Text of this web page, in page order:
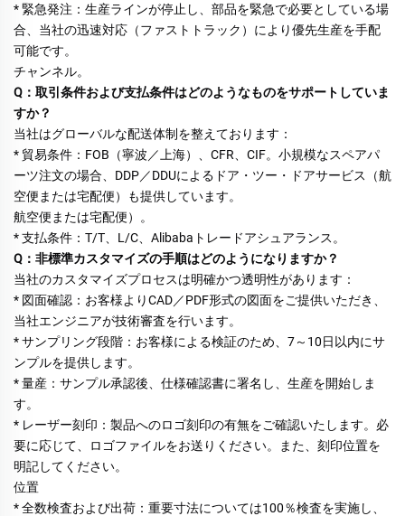
* 緊急発注：生産ラインが停止し、部品を緊急で必要としている場
合、当社の迅速対応（ファストトラック）により優先生産を手配
可能です。
チャンネル。
Q：取引条件および支払条件はどのようなものをサポートしていま
すか？
当社はグローバルな配送体制を整えております：
* 貿易条件：FOB（寧波／上海）、CFR、CIF。小規模なスペアパ
ーツ注文の場合、DDP／DDUによるドア・ツー・ドアサービス（航
空便または宅配便）も提供しています。
航空便または宅配便）。
* 支払条件：T/T、L/C、Alibabaトレードアシュアランス。
Q：非標準カスタマイズの手順はどのようになりますか？
当社のカスタマイズプロセスは明確かつ透明性があります：
* 図面確認：お客様よりCAD／PDF形式の図面をご提供いただき、
当社エンジニアが技術審査を行います。
* サンプリング段階：お客様による検証のため、7～10日以内にサ
ンプルを提供します。
* 量産：サンプル承認後、仕様確認書に署名し、生産を開始しま
す。
* レーザー刻印：製品へのロゴ刻印の有無をご確認いたします。必
要に応じて、ロゴファイルをお送りください。また、刻印位置を
明記してください。
位置
* 全数検査および出荷：重要寸法については100％検査を実施し、